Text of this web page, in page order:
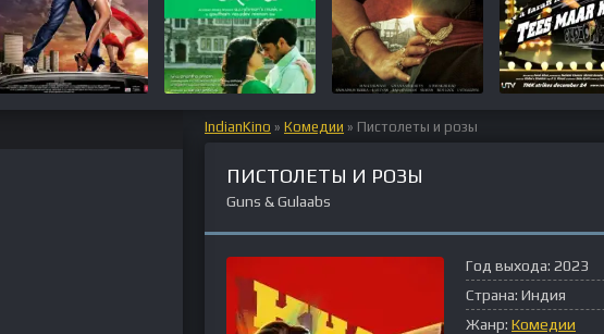
IndianKino » Комедии » Пистолеты и розы
ПИСТОЛЕТЫ И РОЗЫ
Guns & Gulaabs
Год выхода: 2023
Страна: Индия
Жанр: Комедии